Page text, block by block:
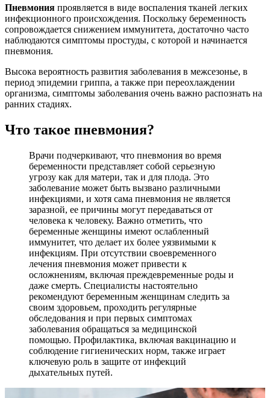
Пневмония проявляется в виде воспаления тканей легких
инфекционного происхождения. Поскольку беременность
сопровождается снижением иммунитета, достаточно часто
наблюдаются симптомы простуды, с которой и начинается
пневмония.
Высока вероятность развития заболевания в межсезонье, в
период эпидемии гриппа, а также при переохлаждении
организма, симптомы заболевания очень важно распознать на
ранних стадиях.
Что такое пневмония?
Врачи подчеркивают, что пневмония во время
беременности представляет собой серьезную
угрозу как для матери, так и для плода. Это
заболевание может быть вызвано различными
инфекциями, и хотя сама пневмония не является
заразной, ее причины могут передаваться от
человека к человеку. Важно отметить, что
беременные женщины имеют ослабленный
иммунитет, что делает их более уязвимыми к
инфекциям. При отсутствии своевременного
лечения пневмония может привести к
осложнениям, включая преждевременные роды и
даже смерть. Специалисты настоятельно
рекомендуют беременным женщинам следить за
своим здоровьем, проходить регулярные
обследования и при первых симптомах
заболевания обращаться за медицинской
помощью. Профилактика, включая вакцинацию и
соблюдение гигиенических норм, также играет
ключевую роль в защите от инфекций
дыхательных путей.